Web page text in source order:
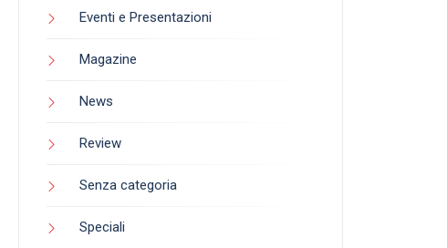
Eventi e Presentazioni
Magazine
News
Review
Senza categoria
Speciali